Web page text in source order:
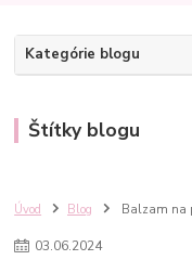
Kategórie blogu
Štítky blogu
Úvod Blog Balzam na
03.06.2024